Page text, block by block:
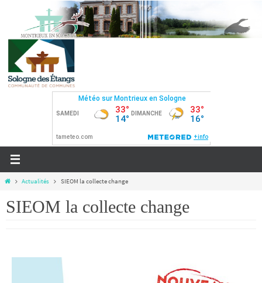
Actualités SIEOM la collecte change
SIEOM la collecte change